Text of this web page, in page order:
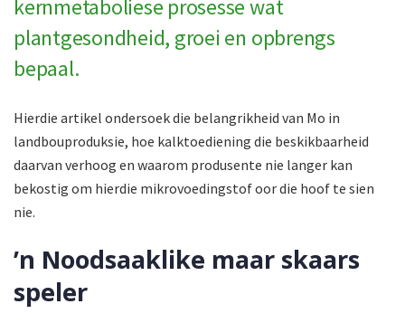
kernmetaboliese prosesse wat
plantgesondheid, groei en opbrengs
bepaal.
Hierdie artikel ondersoek die belangrikheid van Mo in
landbouproduksie, hoe kalktoediening die beskikbaarheid
daarvan verhoog en waarom produsente nie langer kan
bekostig om hierdie mikrovoedingstof oor die hoof te sien
nie.
’n Noodsaaklike maar skaars
speler